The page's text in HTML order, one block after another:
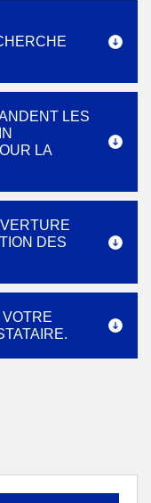
LES
LA
DES